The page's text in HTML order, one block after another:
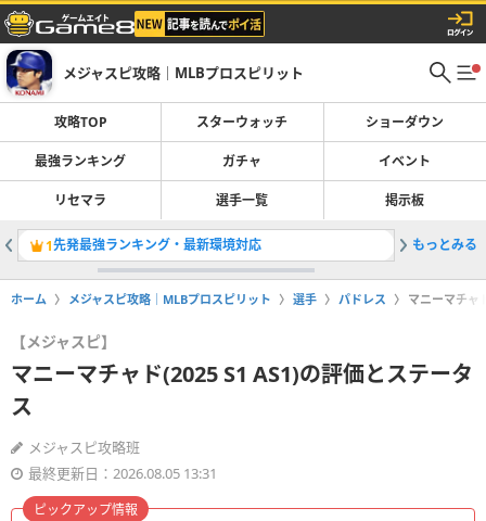
メジャスピ攻略｜MLBプロスピリット
攻略TOP スターウォッチ ショーダウン
最強ランキング ガチャ イベント
リセマラ 選手一覧 掲示板
1先発最強ランキング・最新環境対応 2OTWお
もっとみる
ホーム メジャスピ攻略｜MLBプロスピリット 選手 パドレス マニーマチャ
【メジャスピ】
マニーマチャド(2025 S1 AS1)の評価とステータ
ス
メジャスピ攻略班
最終更新日：2026.08.05 13:31
ピックアップ情報